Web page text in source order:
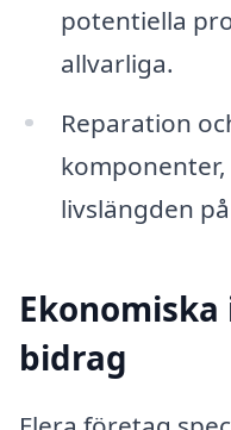
potentiella
allvarliga.
Reparation
livslängden
bidrag